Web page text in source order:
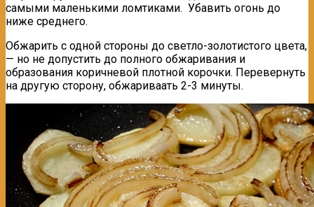
самыми маленькими ломтиками. Убавить огонь до
ниже среднего.
Обжарить с одной стороны до светло-золотистого цвета,
— но не допустить до полного обжаривания и
образования коричневой плотной корочки. Перевернуть
на другую сторону, обжариваать 2-3 минуты.